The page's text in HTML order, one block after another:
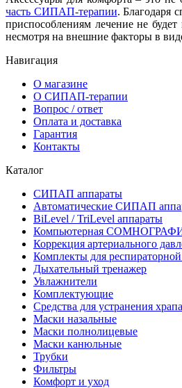
часть СИПАП-терапии. Благодаря
приспособлениям лечение не
несмотря на внешние факторы в
Навигация
О магазине
О СИПАП-терапии
Вопрос / ответ
Оплата и доставка
Гарантия
Контакты
Каталог
СИПАП аппараты
Автоматические СИПАП
BiLevel / TriLevel аппараты
Компьютерная
Коррекция артериального
Комплекты для
Дыхательный тренажер
Увлажнители
Комплектующие
Средства для устранения храпа
Маски назальные
Маски полнолицевые
Маски канюльные
Трубки
Фильтры
Комфорт и уход